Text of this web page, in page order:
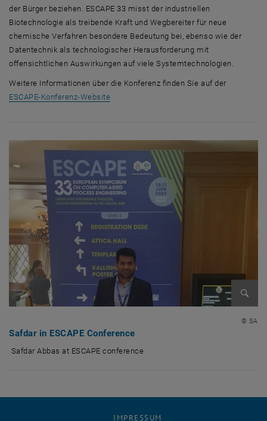
der Bürger beziehen. ESCAPE 33 misst der industriellen
Biotechnologie als treibende Kraft und Wegbereiter für neue
chemische Verfahren besondere Bedeutung bei, ebenso wie der
Datentechnik als technologischer Herausforderung mit
offensichtlichen Auswirkungen auf viele Systemtechnologien.
Weitere Informationen über die Konferenz finden Sie auf der
ESCAPE-Konferenz-Website, öffnet eine externe URL in einem neuen
© SA
Safdar in ESCAPE Conference
Safdar Abbas at ESCAPE conference
IMPRESSUM